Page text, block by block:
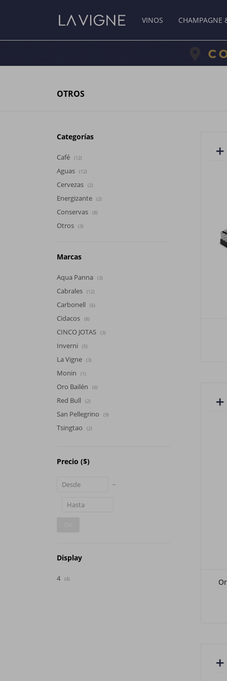
VINOS CHAMPAGNE
OTROS
Categorías
Café (12)
Aguas (12)
Cervezas (2)
Energizante (2)
Conservas (8)
Otros (3)
Marcas
Aqua Panna (3)
Cabrales (12)
Carbonell (6)
Cidacos (8)
CINCO JOTAS (3)
Inverni (5)
La Vigne (3)
Monin (1)
Oro Bailén (6)
Red Bull (2)
San Pellegrino (9)
Tsingtao (2)
Precio ($)
Display
4 (4)